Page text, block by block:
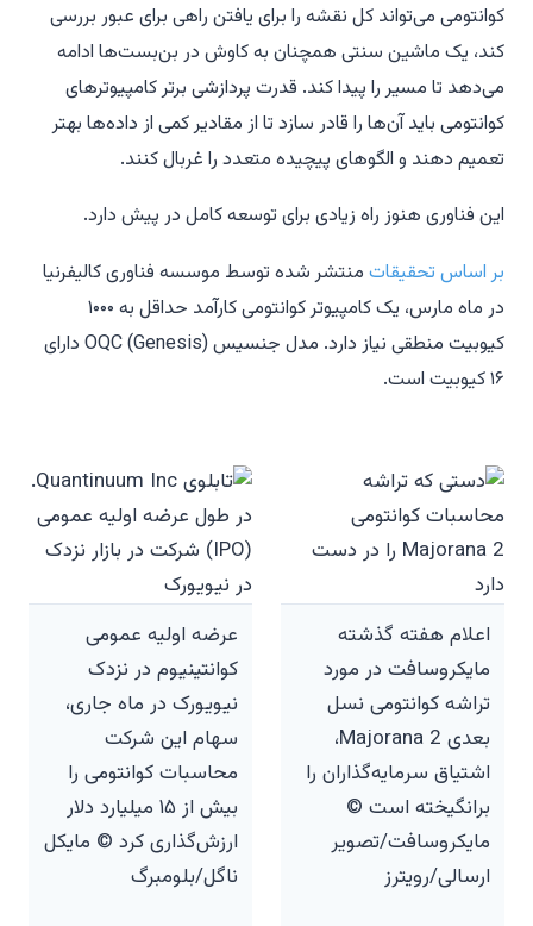
کوانتومی می‌تواند کل نقشه را برای یافتن راهی برای عبور بررسی
کند، یک ماشین سنتی همچنان به کاوش در بن‌بست‌ها ادامه
می‌دهد تا مسیر را پیدا کند. قدرت پردازشی برتر کامپیوترهای
کوانتومی باید آن‌ها را قادر سازد تا از مقادیر کمی از داده‌ها بهتر
تعمیم دهند و الگوهای پیچیده متعدد را غربال کنند.
این فناوری هنوز راه زیادی برای توسعه کامل در پیش دارد.
بر اساس تحقیقات منتشر شده توسط موسسه فناوری کالیفرنیا
در ماه مارس، یک کامپیوتر کوانتومی کارآمد حداقل به ۱۰۰۰
کیوبیت منطقی نیاز دارد. مدل جنسیس (Genesis) OQC دارای
۱۶ کیوبیت است.
اعلام هفته گذشته
مایکروسافت در مورد
تراشه کوانتومی نسل
بعدی Majorana 2،
اشتیاق سرمایه‌گذاران را
برانگیخته است ©
مایکروسافت/تصویر
ارسالی/رویترز
عرضه اولیه عمومی
کوانتینیوم در نزدک
نیویورک در ماه جاری،
سهام این شرکت
محاسبات کوانتومی را
بیش از ۱۵ میلیارد دلار
ارزش‌گذاری کرد © مایکل
ناگل/بلومبرگ